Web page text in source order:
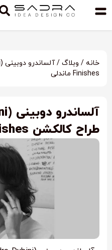
خانه / وبلاگ
Finishes ماندلی
طراح کالکشن Finishes ماندلی